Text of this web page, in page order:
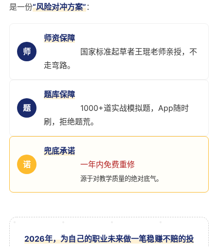
是一份“风险对冲方案”：
师
师资保障
国家标准起草者王琨老师亲授，不
走弯路。
题
题库保障
1000+道实战模拟题，App随时
刷，拒绝题荒。
诺
兜底承诺
一年内免费重修
源于对教学质量的绝对底气。
2026年，为自己的职业未来做一笔稳赚不赔的投